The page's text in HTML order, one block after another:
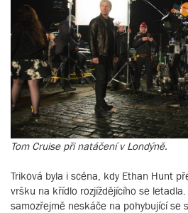
Tom Cruise při natáčení v Londýně.
Triková byla i scéna, kdy Ethan Hunt
vršku na křídlo rozjíždějícího se
samozřejmě neskáče na pohybující se